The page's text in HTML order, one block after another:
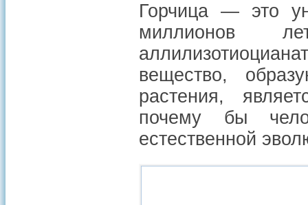
Горчица — это
миллионов
вещество,
растения,
почему бы
естественной